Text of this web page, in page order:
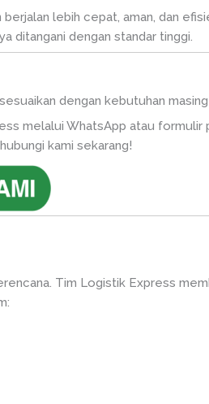
lebih cepat, aman, dan
ditangani dengan standar tinggi.
dengan kebutuhan
melalui WhatsApp atau formulir
kami sekarang!
Tim Logistik Express